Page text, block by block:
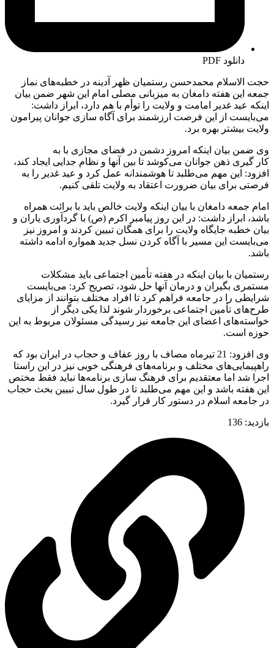
دانلود PDF
حجت الاسلام محمدحسن رستمیان ظهر آدینه در خطبه‌های نماز
جمعه این هفته دامغان به میزبانی مصلی امام این شهر ضمن بیان
اینکه عید غدیر امامت و ولایت را توأم با هم دارد، ابراز داشت:
می‌بایست از این فرصت ارزشمند برای آگاه سازی جوانان پیرامون
ولایت بیشتر بهره برد.
وی ضمن بیان اینکه امروز دشمن در فضای مجازی با به
کار گیری ذهن جوانان می‌کوشد تا بین آنها و نظام جدایی ایجاد کند،
افزود: این مهم می‌طلبد تا هوشمندانه عمل کرد و عید غدیر را به
فرصتی برای بیان ضرورت اعتقاد به ولایت تلقی کنیم.
امام جمعه دامغان با بیان اینکه ولایت خالص باید با برائت همراه
باشد، ابراز داشت: در این روز پیامبر اکرم (ص) با گردآوری یاران و
بیان خطبه جایگاه ولایت را برای همگان تبیین کردند و امروز نیز
می‌بایست این مسیر با آگاه کردن نسل جدید همواره ادامه داشته
باشد.
رستمیان با بیان اینکه در هفته تأمین اجتماعی باید مشکلات
مستمری بگیران و درمان آنها حل شود، تصریح کرد: می‌بایست
شرایطی را در جامعه فراهم کرد تا افراد مختلف بتوانند از مزایای
طرح‌های تأمین اجتماعی برخوردار شوند لذا یکی دیگر از
خواسته‌های اعضای این جامعه نیز رسیدگی مسئولان مربوط به این
حوزه است.
وی افزود: 21 تیرماه مصاف با روز عفاف و حجاب در ایران بود که
راهپیمایی‌های مختلف و برنامه‌های فرهنگی خوبی نیز در این راستا
اجرا شد اما معتقدیم برای فرهنگ سازی برنامه‌ها نباید فقط مختص
این هفته باشد و این مهم می‌طلبد تا در طول سال تبیین بحث حجاب
در جامعه اسلام در دستور کار قرار گیرد.
بازدید: 136